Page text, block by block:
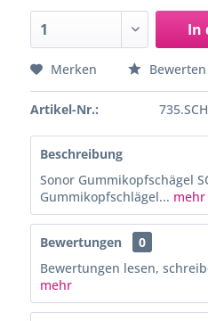
In
Merken Bewerten
Artikel-Nr.:
Beschreibung
Sonor Gummikopfschägel
Gummikopfschlägel... mehr
Bewertungen
0
Bewertungen lesen,
mehr